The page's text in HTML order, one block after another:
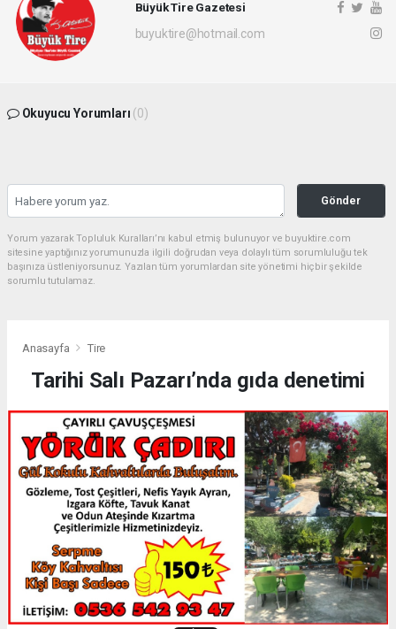
Büyük Tire Gazetesi
buyuktire@hotmail.com
Okuyucu Yorumları (0)
Gönder
Yorum yazarak Topluluk Kuralları’nı kabul etmiş bulunuyor ve buyuktire.com
sitesine yaptığınız yorumunuzla ilgili doğrudan veya dolaylı tüm sorumluluğu tek
başınıza üstleniyorsunuz. Yazılan tüm yorumlardan site yönetimi hiçbir şekilde
sorumlu tutulamaz.
Anasayfa Tire
Tarihi Salı Pazarı’nda gıda denetimi